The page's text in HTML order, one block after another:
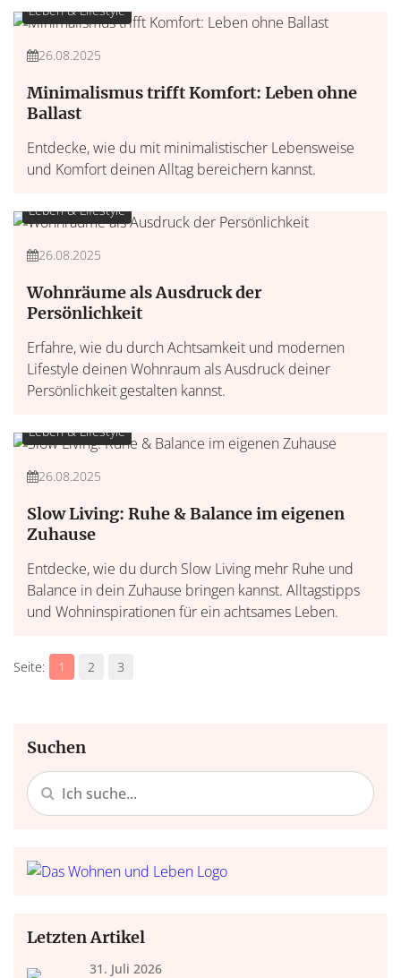
Leben & Lifestyle
26.08.2025
Minimalismus trifft Komfort: Leben ohne
Ballast
Entdecke, wie du mit minimalistischer Lebensweise
und Komfort deinen Alltag bereichern kannst.
Leben & Lifestyle
26.08.2025
Wohnräume als Ausdruck der
Persönlichkeit
Erfahre, wie du durch Achtsamkeit und modernen
Lifestyle deinen Wohnraum als Ausdruck deiner
Persönlichkeit gestalten kannst.
Leben & Lifestyle
26.08.2025
Slow Living: Ruhe & Balance im eigenen
Zuhause
Entdecke, wie du durch Slow Living mehr Ruhe und
Balance in dein Zuhause bringen kannst. Alltagstipps
und Wohninspirationen für ein achtsames Leben.
1 2 3
Suchen
Letzten Artikel
31. Juli 2026